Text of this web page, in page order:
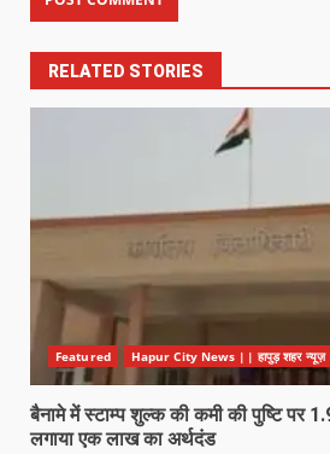
RELATED STORIES
Featured Hapur City News || हापुड़ शहर न्यूज़
बैनामे में स्टाम्प शुल्क की कमी की पुष्टि पर
लगाया एक लाख का अर्थदंड